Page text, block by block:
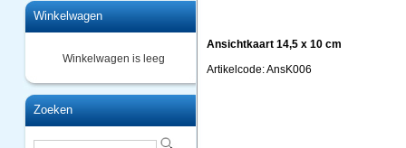
Winkelwagen
Winkelwagen is leeg
Zoeken
Ansichtkaart 14,5 x 10 cm
Artikelcode: AnsK006